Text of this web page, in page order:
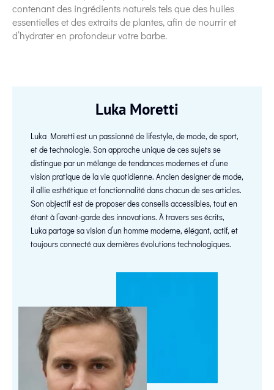
contenant des ingrédients naturels tels que des huiles
essentielles et des extraits de plantes, afin de nourrir et
d’hydrater en profondeur votre barbe.
Luka Moretti
Luka Moretti est un passionné de lifestyle, de mode, de sport,
et de technologie. Son approche unique de ces sujets se
distingue par un mélange de tendances modernes et d’une
vision pratique de la vie quotidienne. Ancien designer de mode,
il allie esthétique et fonctionnalité dans chacun de ses articles.
Son objectif est de proposer des conseils accessibles, tout en
étant à l’avant-garde des innovations. À travers ses écrits,
Luka partage sa vision d’un homme moderne, élégant, actif, et
toujours connecté aux dernières évolutions technologiques.